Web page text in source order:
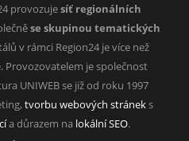
provozujesíť regionálních
se skupinou tematických
v rámci Region24 je více než
Provozovatelem je společnost
UNIWEB se již od roku 1997
tvorbu webových stráneks
a důrazem na lokální SEO.